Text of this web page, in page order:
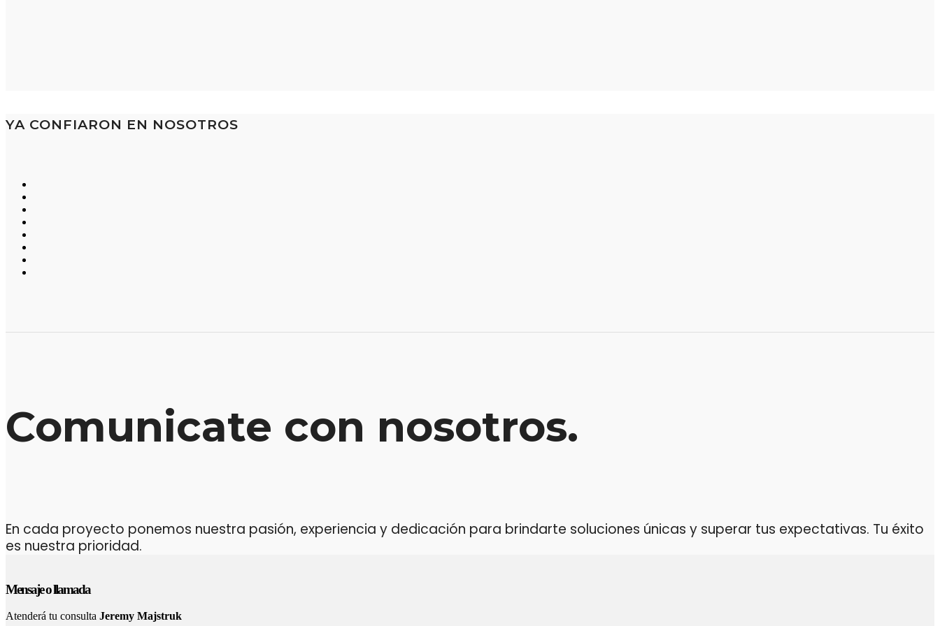
YA CONFIARON EN NOSOTROS
Comunicate con nosotros.
En cada proyecto ponemos nuestra pasión, experiencia y dedicación para brindarte soluciones únicas y superar tus expectativas. Tu éxito
es nuestra prioridad.
Mensaje o llamada
Atenderá tu consulta Jeremy Majstruk